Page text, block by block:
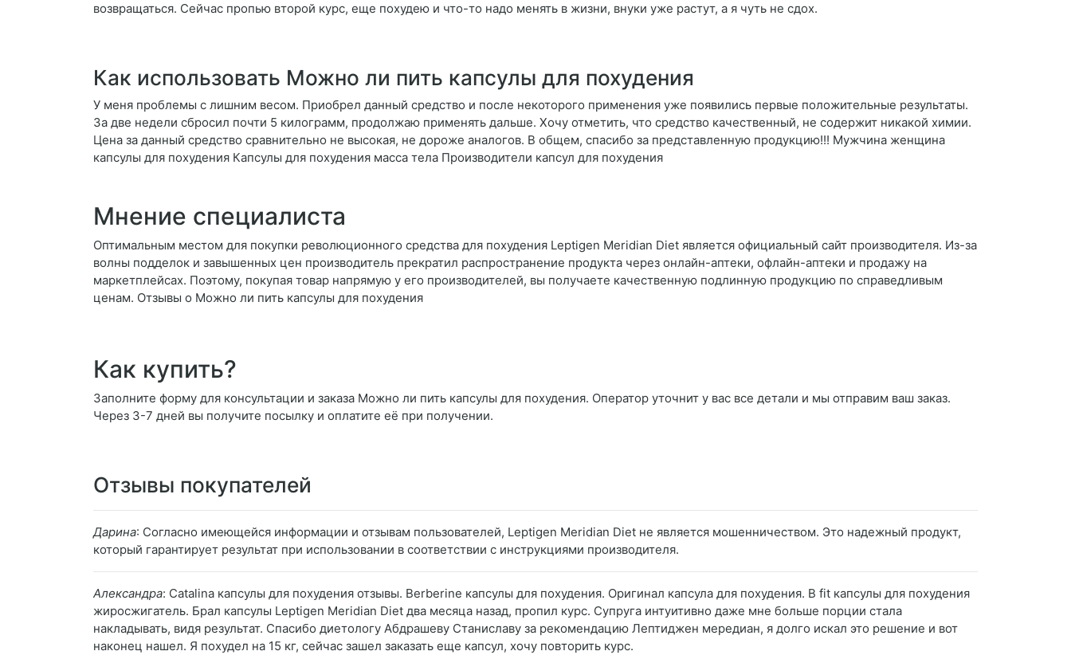
возвращаться. Сейчас пропью второй курс, еще похудею и что-то надо менять в жизни, внуки уже растут, а я чуть не сдох.
Как использовать Можно ли пить капсулы для похудения
У меня проблемы с лишним весом. Приобрел данный средство и после некоторого применения уже появились первые положительные результаты.
За две недели сбросил почти 5 килограмм, продолжаю применять дальше. Хочу отметить, что средство качественный, не содержит никакой химии.
Цена за данный средство сравнительно не высокая, не дороже аналогов. В общем, спасибо за представленную продукцию!!! Мужчина женщина
капсулы для похудения Капсулы для похудения масса тела Производители капсул для похудения
Мнение специалиста
Оптимальным местом для покупки революционного средства для похудения Leptigen Meridian Diеt является официальный сайт производителя. Из-за
волны подделок и завышенных цен производитель прекратил распространение продукта через онлайн-аптеки, офлайн-аптеки и продажу на
маркетплейсах. Поэтому, покупая товар напрямую у его производителей, вы получаете качественную подлинную продукцию по справедливым
ценам. Отзывы о Можно ли пить капсулы для похудения
Как купить?
Заполните форму для консультации и заказа Можно ли пить капсулы для похудения. Оператор уточнит у вас все детали и мы отправим ваш заказ.
Через 3-7 дней вы получите посылку и оплатите её при получении.
Отзывы покупателей
Дарина: Согласно имеющейся информации и отзывам пользователей, Leptigen Meridian Diеt не является мошенничеством. Это надежный продукт,
который гарантирует результат при использовании в соответствии с инструкциями производителя.
Александра: Catalina капсулы для похудения отзывы. Berberine капсулы для похудения. Оригинал капсула для похудения. B fit капсулы для похудения
жиросжигатель. Брал капсулы Leptigen Meridian Diet два месяца назад, пропил курс. Супруга интуитивно даже мне больше порции стала
накладывать, видя результат. Спасибо диетологу Абдрашеву Станиславу за рекомендацию Лептиджен мередиан, я долго искал это решение и вот
наконец нашел. Я похудел на 15 кг, сейчас зашел заказать еще капсул, хочу повторить курс.